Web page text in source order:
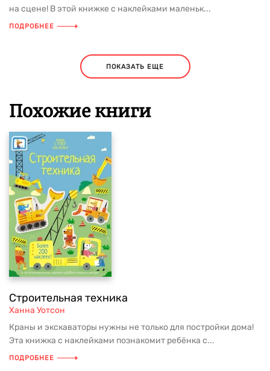
на сцене! В этой книжке с наклейками маленьк...
ПОДРОБНЕЕ
ПОКАЗАТЬ ЕЩЕ
Похожие книги
Строительная техника
Ханна Уотсон
Краны и экскаваторы нужны не только для постройки дома!
Эта книжка с наклейками познакомит ребёнка с...
ПОДРОБНЕЕ